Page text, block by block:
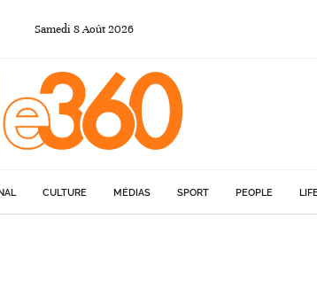
Samedi 8Août2026
CULTURE MÉDIAS SPORT PEOPLE